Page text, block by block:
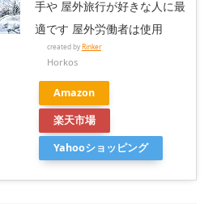
手や 屋外旅行が好きな人に最
適です 屋外労働者は使用
created byRinker
Horkos
Amazon
楽天市場
Yahooショッピング